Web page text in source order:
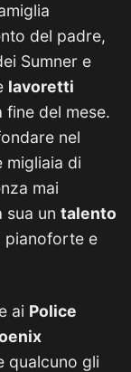
del padre,
Sumner e
lavoretti
fine del mese.
nel
migliaia di
mai
sua un talento
pianoforte e
ai Police
qualcuno gli